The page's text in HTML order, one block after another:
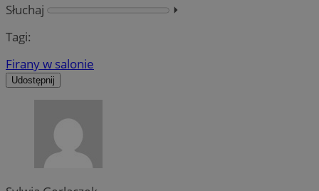
Słuchaj
⏵︎
Tagi:
Firany w salonie
Udostępnij